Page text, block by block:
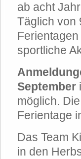
ab acht
Täglich von
sportliche
September
möglich.
Ferientage
Das Team
in den